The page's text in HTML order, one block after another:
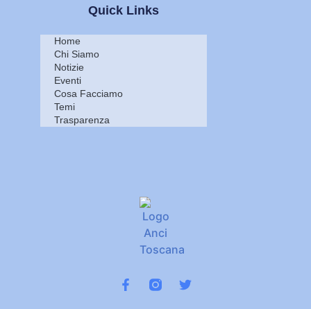
Quick Links
Home
Chi Siamo
Notizie
Eventi
Cosa Facciamo
Temi
Trasparenza